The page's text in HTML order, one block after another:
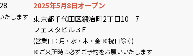
たします
2025年5月8日オープン
東京都千代田区鍛冶町2丁目10‐7
フェスタビル３F
(営業日：月・水・木・金 ※祝日除く)
※ご来所時は必ずご予約をお願いいたします